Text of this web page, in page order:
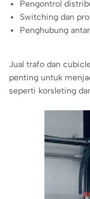
Pengontrol
Switching dan
Penghubung
Jual trafo dan
penting untuk
seperti korsleting